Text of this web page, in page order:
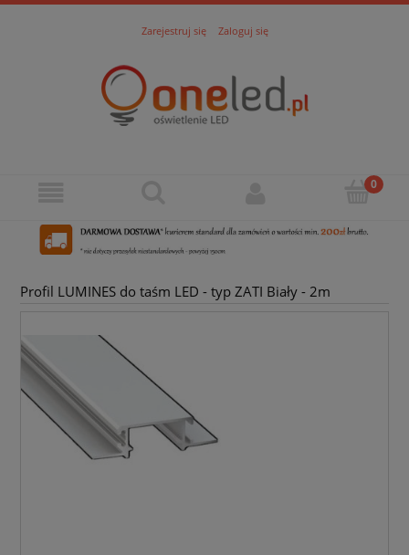
Zarejestruj się Zaloguj się
Profil LUMINES do taśm LED - typ ZATI Biały - 2m